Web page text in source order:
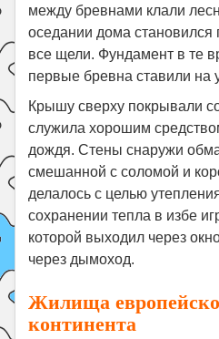
между бревнами клали
оседании дома
все щели. Фундамент в те
первые бревна ставили на
Крышу сверху покрывали
служила хорошим
дождя. Стены снаружи
смешанной с соломой и
делалось с целью
сохранении тепла в избе
которой выходил через
через дымоход.
Жилища
континента